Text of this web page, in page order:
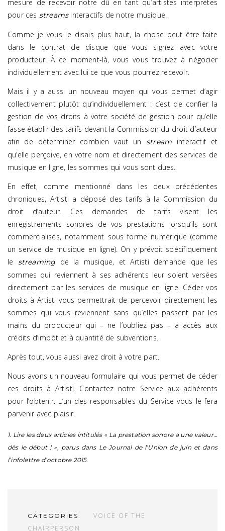
mesure de recevoir notre dû en tant qu’artistes interprètes
pour ces streamsinteractifs de notre musique.
Comme je vous le disais plus haut, la chose peut être faite
dans le contrat de disque que vous signez avec votre
producteur. À ce moment-là, vous vous trouvez à négocier
individuellement avec lui ce que vous pourrez recevoir.
Mais il y a aussi un nouveau moyen qui vous permet d’agir
collectivement plutôt qu’individuellement : c’est de confier la
gestion de vos droits à votre société de gestion pour qu’elle
fasse établir des tarifs devant la Commission du droit d’auteur
afin de déterminer combien vaut un stream interactif et
qu’elle perçoive, en votre nom et directement des services de
musique en ligne, les sommes qui vous sont dues.
En effet, comme mentionné dans les deux précédentes
chroniques, Artisti a déposé des tarifs à la Commission du
droit d’auteur. Ces demandes de tarifs visent les
enregistrements sonores de vos prestations lorsqu’ils sont
commercialisés, notamment sous forme numérique (comme
un service de musique en ligne). On y prévoit spécifiquement
le streaming de la musique, et Artisti demande que les
sommes qui reviennent à ses adhérents leur soient versées
directement par les services de musique en ligne. Céder vos
droits à Artisti vous permettrait de percevoir directement les
sommes qui vous reviennent sans qu’elles passent par les
mains du producteur qui – ne l’oubliez pas – a accès aux
crédits d’impôt et à quantité de subventions.
Après tout, vous aussi avez droit à votre part.
Nous avons un nouveau formulaire qui vous permet de céder
ces droits à Artisti. Contactez notre Service aux adhérents
pour l’obtenir. L’un des responsables du Service vous le fera
parvenir avec plaisir.
1. Lire les deux articles intitulés « La prestation sonore a une valeur…
dès le début ! », parus dans Le Journal de l’Union de juin et dans
l’infolettre d’octobre 2015.
CATEGORIES:
VOICE OF THE
CHAIRPERSON